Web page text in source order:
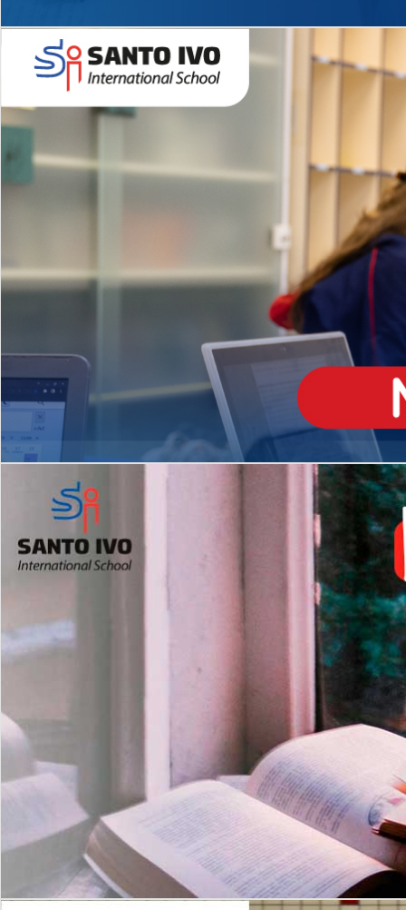
Novidades 2026 High School
Matrículas Abertas 2026
EDUCAÇÃO INFANTIL
Inglês todos os dias
MÉDIO
igh School
Dupla Diplomação
2º AO 5º ANO FUNDAMENTAL
es
Com imersão Bilingue - Anos
Finais
6º AO 9º ANO FUNDAMENTAL
Inglês: Turmas Reduzidas
(Proficiência)